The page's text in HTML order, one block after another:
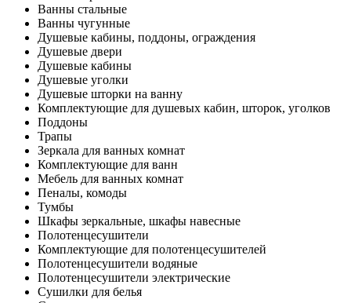
Ванны стальные
Ванны чугунные
Душевые кабины, поддоны, ограждения
Душевые двери
Душевые кабины
Душевые уголки
Душевые шторки на ванну
Комплектующие для душевых кабин, шторок, уголков
Поддоны
Трапы
Зеркала для ванных комнат
Комплектующие для ванн
Мебель для ванных комнат
Пеналы, комоды
Тумбы
Шкафы зеркальные, шкафы навесные
Полотенцесушители
Комплектующие для полотенцесушителей
Полотенцесушители водяные
Полотенцесушители электрические
Сушилки для белья